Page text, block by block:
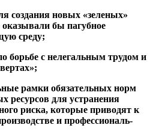
создания новых «зеленых»
бы пагубное
сре­ду;
борьбе с нелегаль­ным трудом и
рамки обяза­тельных норм
ре­сурсов для устранения
риска, которые приводят к
и профессиональ­